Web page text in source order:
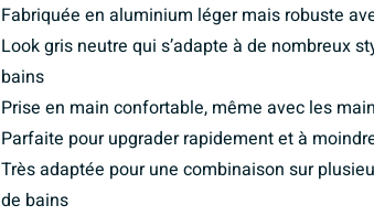
Fabriquée en aluminium léger mais robuste
Look gris neutre qui s’adapte à de nombreux
bains
Prise en main confortable, même avec les
Parfaite pour upgrader rapidement et à
Très adaptée pour une combinaison sur
de bains